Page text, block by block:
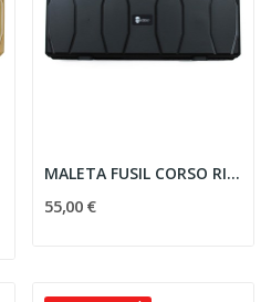
MALETA FUSIL CORSO RIGIDA CORSAIR MK1 87CM NEGRA
55,00 €